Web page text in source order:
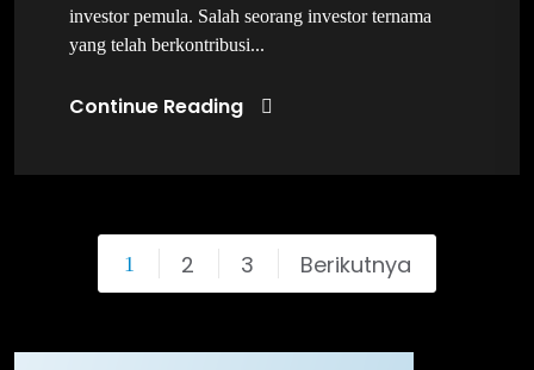
investor pemula. Salah seorang investor ternama
yang telah berkontribusi...
Continue Reading
1 2 3 Berikutnya